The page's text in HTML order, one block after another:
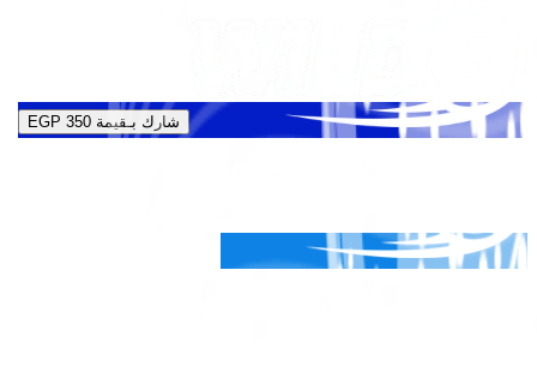
شارك بـقيمة EGP 350